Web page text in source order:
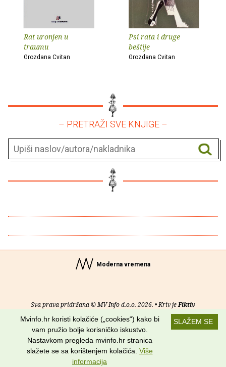
Rat uronjen u
traumu
Grozdana Cvitan
Psi rata i druge
beštije
Grozdana Cvitan
– PRETRAŽI SVE KNJIGE –
Moderna vremena
Sva prava pridržana © MV Info d.o.o. 2026. • Kriv jeFiktiv
O nama• Pomoć• Uvjeti korištenja•RSS kanali
Potraži nas na:
SLAŽEM SE
Mvinfo.hr koristi kolačiće („cookies“) kako bi
vam pružio bolje korisničko iskustvo.
Nastavkom pregleda mvinfo.hr stranica
slažete se sa korištenjem kolačića. Više
informacija